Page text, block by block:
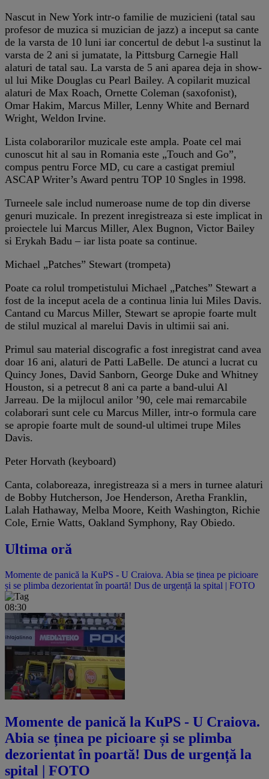
Nascut in New York intr-o familie de muzicieni (tatal sau
profesor de muzica si muzician de jazz) a inceput sa cante
de la varsta de 10 luni iar concertul de debut l-a sustinut la
varsta de 2 ani si jumatate, la Pittsburg Carnegie Hall
alaturi de tatal sau. La varsta de 5 ani aparea deja in show-
ul lui Mike Douglas cu Pearl Bailey. A copilarit muzical
alaturi de Max Roach, Ornette Coleman (saxofonist),
Omar Hakim, Marcus Miller, Lenny White and Bernard
Wright, Weldon Irvine.
Lista colaborarilor muzicale este ampla. Poate cel mai
cunoscut hit al sau in Romania este „Touch and Go”,
compus pentru Force MD, cu care a castigat premiul
ASCAP Writer’s Award pentru TOP 10 Sngles in 1998.
Turneele sale includ numeroase nume de top din diverse
genuri muzicale. In prezent inregistreaza si este implicat in
proiectele lui Marcus Miller, Alex Bugnon, Victor Bailey
si Erykah Badu – iar lista poate sa continue.
Michael „Patches” Stewart (trompeta)
Poate ca rolul trompetistului Michael „Patches” Stewart a
fost de la inceput acela de a continua linia lui Miles Davis.
Cantand cu Marcus Miller, Stewart se apropie foarte mult
de stilul muzical al marelui Davis in ultimii sai ani.
Primul sau material discografic a fost inregistrat cand avea
doar 16 ani, alaturi de Patti LaBelle. De atunci a lucrat cu
Quincy Jones, David Sanborn, George Duke and Whitney
Houston, si a petrecut 8 ani ca parte a band-ului Al
Jarreau. De la mijlocul anilor ’90, cele mai remarcabile
colaborari sunt cele cu Marcus Miller, intr-o formula care
se apropie foarte mult de sound-ul ultimei trupe Miles
Davis.
Peter Horvath (keyboard)
Canta, colaboreaza, inregistreaza si a mers in turnee alaturi
de Bobby Hutcherson, Joe Henderson, Aretha Franklin,
Lalah Hathaway, Melba Moore, Keith Washington, Richie
Cole, Ernie Watts, Oakland Symphony, Ray Obiedo.
Ultima oră
Momente de panică la KuPS - U Craiova. Abia se ținea pe picioare
și se plimba dezorientat în poartă! Dus de urgență la spital | FOTO
08:30
Momente de panică la KuPS - U Craiova.
Abia se ținea pe picioare și se plimba
dezorientat în poartă! Dus de urgență la
spital | FOTO